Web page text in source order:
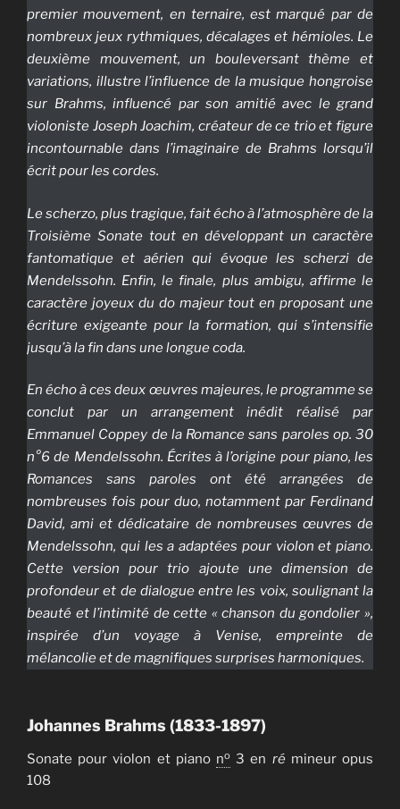
premier mouvement, en ternaire, est marqué par de
nombreux jeux rythmiques, décalages et hémioles. Le
deuxième mouvement, un bouleversant thème et
variations, illustre l’influence de la musique hongroise
sur Brahms, influencé par son amitié avec le grand
violoniste Joseph Joachim, créateur de ce trio et figure
incontournable dans l’imaginaire de Brahms lorsqu’il
écrit pour les cordes.
Le scherzo, plus tragique, fait écho à l’atmosphère de la
Troisième Sonate tout en développant un caractère
fantomatique et aérien qui évoque les scherzi de
Mendelssohn. Enfin, le finale, plus ambigu, affirme le
caractère joyeux du do majeur tout en proposant une
écriture exigeante pour la formation, qui s’intensifie
jusqu’à la fin dans une longue coda.
En écho à ces deux œuvres majeures, le programme se
conclut par un arrangement inédit réalisé par
Emmanuel Coppey de la Romance sans paroles op. 30
n°6 de Mendelssohn. Écrites à l’origine pour piano, les
Romances sans paroles ont été arrangées de
nombreuses fois pour duo, notamment par Ferdinand
David, ami et dédicataire de nombreuses œuvres de
Mendelssohn, qui les a adaptées pour violon et piano.
Cette version pour trio ajoute une dimension de
profondeur et de dialogue entre les voix, soulignant la
beauté et l’intimité de cette « chanson du gondolier »,
inspirée d’un voyage à Venise, empreinte de
mélancolie et de magnifiques surprises harmoniques.
Johannes Brahms (1833-1897)
Sonate pour violon et piano no 3 en rémineur opus
108